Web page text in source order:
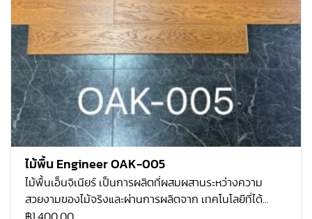
ไม้พื้น Engineer OAK-005
ไม้พื้นเอ็นจิเนียร์ เป็นการผลิตที่ผสมผสานระหว่างความ
สวยงามของไม้จริงและผ่านการผลิตจาก เทคโนโลยีที่ได้
มาตรฐาน โคยไม้ที่ใช้จะเป็นไม้โอ้กแท้ ที่ปลูกมากในทวีป